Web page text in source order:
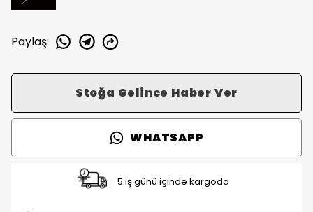
Paylaş:
Stoğa Gelince Haber Ver
WHATSAPP
5 iş günü içinde kargoda